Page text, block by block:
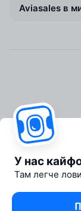
Aviasales в
У нас
Там легче